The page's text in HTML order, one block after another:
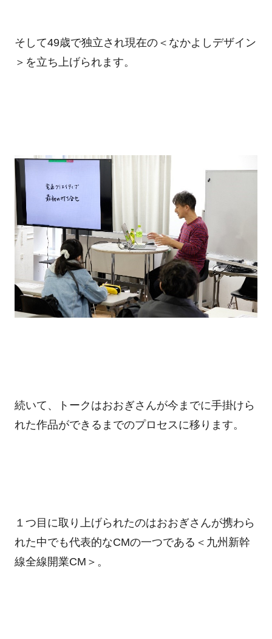
そして49歳で独立され現在の＜なかよしデザイン
＞を立ち上げられます。
続いて、トークはおおぎさんが今までに手掛けら
れた作品ができるまでのプロセスに移ります。
１つ目に取り上げられたのはおおぎさんが携わら
れた中でも代表的なCMの一つである＜九州新幹
線全線開業CM ＞。